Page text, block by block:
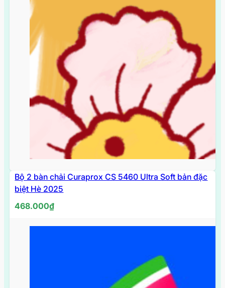
HẾT
HÀNG
Bộ 2 bàn chải Curaprox CS 5460 Ultra Soft bản đặc
biệt Hè 2025
468.000₫